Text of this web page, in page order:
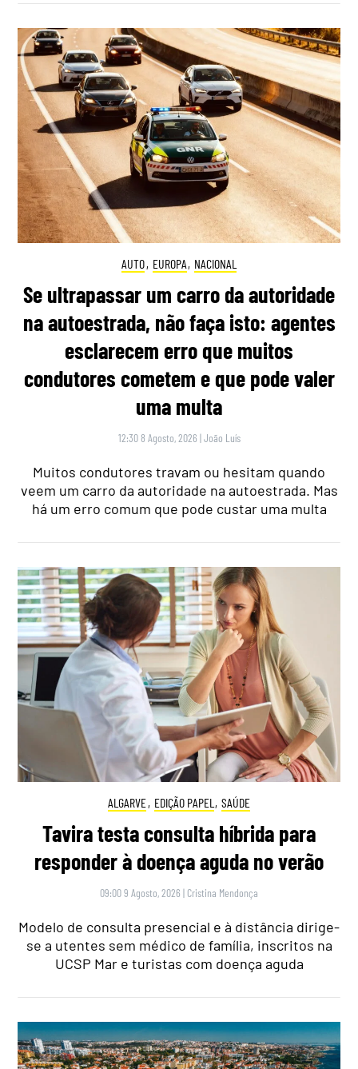
AUTO, EUROPA, NACIONAL
Se ultrapassar um carro da autoridade
na autoestrada, não faça isto: agentes
esclarecem erro que muitos
condutores cometem e que pode valer
uma multa
12:30 8 Agosto, 2026 |João Luís
Muitos condutores travam ou hesitam quando
veem um carro da autoridade na autoestrada. Mas
há um erro comum que pode custar uma multa
ALGARVE, EDIÇÃO PAPEL , SAÚDE
Tavira testa consulta híbrida para
responder à doença aguda no verão
09:00 9 Agosto, 2026 | Cristina Mendonça
Modelo de consulta presencial e à distância dirige-
se a utentes sem médico de família, inscritos na
UCSP Mar e turistas com doença aguda